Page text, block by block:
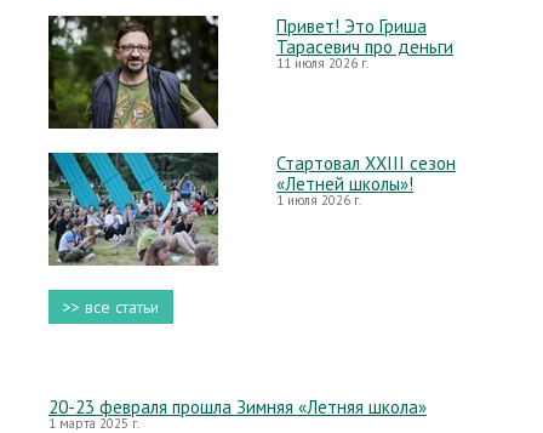
Привет! Это Гриша
Тарасевич про деньги
11 июля 2026 г.
Стартовал XXIII сезон
«Летней школы»!
1 июля 2026 г.
>> все статьи
20-23 февраля прошла Зимняя «Летняя школа»
1 марта 2025 г.